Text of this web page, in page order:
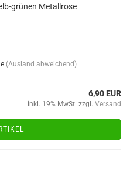
grünen Metallrose
(Ausland abweichend)
6,90 EUR
inkl. 19% MwSt. zzgl. Versand